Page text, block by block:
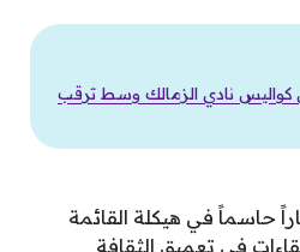
نادي الزمالك وسط ترقب
حاسماً في هيكلة القائمة
في تعميق الثقافة